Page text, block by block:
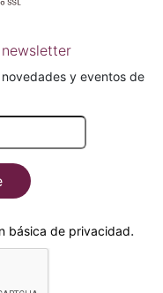
y eventos de
básica de privacidad.